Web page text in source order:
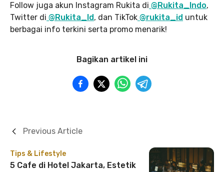
Follow juga akun Instagram Rukita di @Rukita_Indo,
Twitter di @Rukita_Id, dan TikTok @rukita_id untuk
berbagai info terkini serta promo menarik!
Bagikan artikel ini
Tips & Lifestyle
5 Cafe di Hotel Jakarta, Estetik
Previous Article